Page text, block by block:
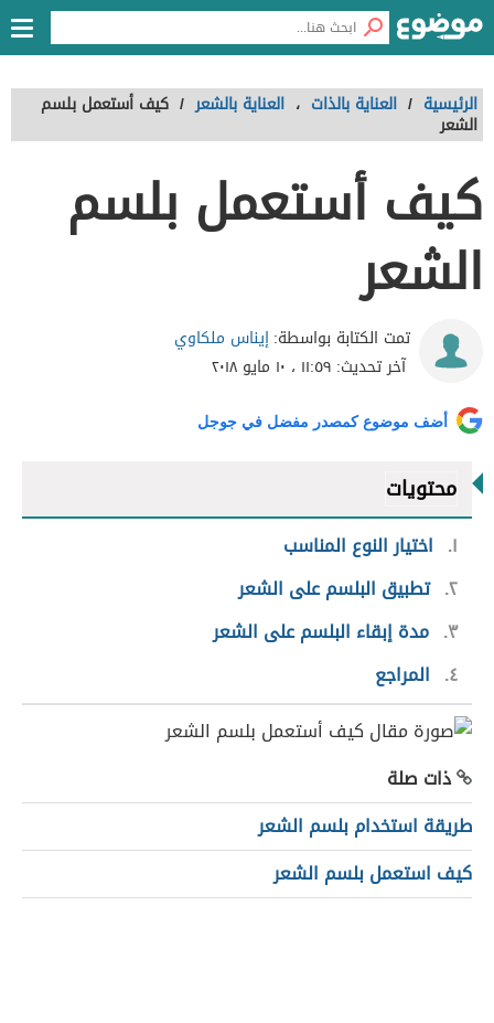
الرئيسية / العناية بالذات ، العناية بالشعر / كيف أستعمل بلسم
الشعر
كيف أستعمل بلسم
الشعر
تمت الكتابة بواسطة:إيناس ملكاوي
آخر تحديث: ١١:٥٩ ، ١٠ مايو ٢٠١٨
أضف موضوع كمصدر مفضل في جوجل
محتويات
١
اختيار النوع المناسب
٢ تطبيق البلسم على الشعر
٣ مدة إبقاء البلسم على الشعر
٤
المراجع
ذات صلة
طريقة استخدام بلسم الشعر
كيف استعمل بلسم الشعر